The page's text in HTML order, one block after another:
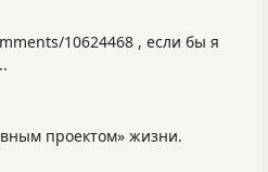
10624468 , если бы я
проектом» жизни.